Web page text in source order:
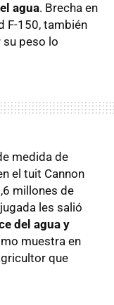
agua. Brecha en
F-150, también
su peso lo
medida de
el tuit Cannon
millones de
les salió
del agua y
muestra en
que